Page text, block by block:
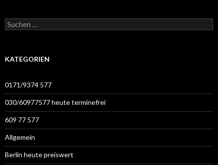
Suchen
nach:
KATEGORIEN
0171/9374 577
030/60977577 heute terminefrei
609 77 577
Allgemein
Berlin heute preiswert